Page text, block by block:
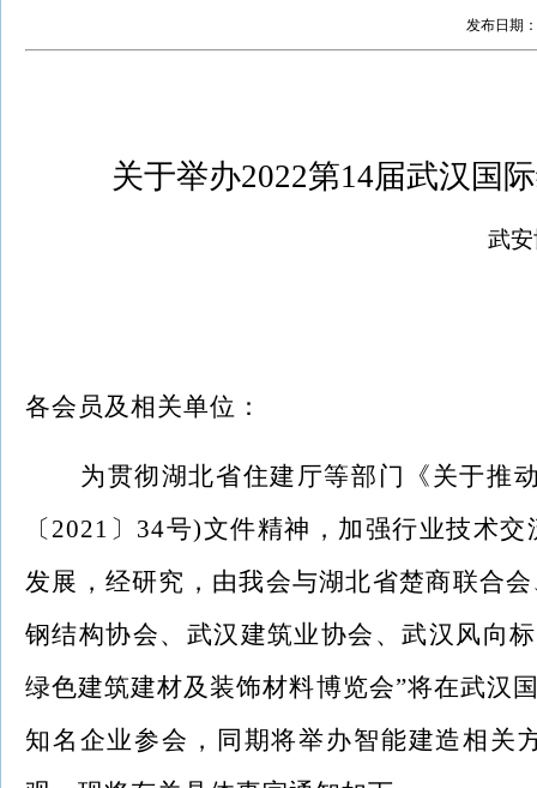
发布日期
关于举办2022第14届武汉国
武
各会员及相关单位：
为贯彻湖北省住建厅等部门《关于推
〔2021〕34号)文件精神，加强行业技术
发展，经研究，由我会与湖北省楚商联合
钢结构协会、武汉建筑业协会、武汉风向
绿色建筑建材及装饰材料博览会”将在武汉
知名企业参会，同期将举办智能建造相关